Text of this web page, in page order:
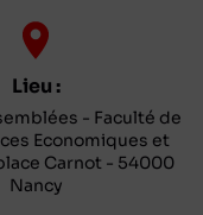
Lieu :
- Faculté de
Economiques et
Carnot - 54000
Nancy